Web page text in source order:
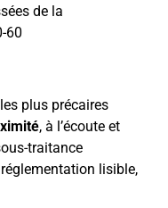
de la
60
plus précaires
, à l’écoute et
traitance
lisible,